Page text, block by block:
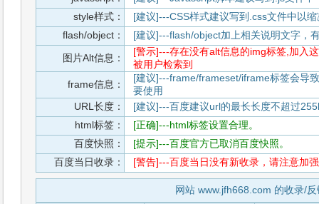
style样式：
[建议]---CSS样式建议写到.css文件中以
flash/object：
[建议]---flash/object加上相关说明文字，
图片Alt信息：
[警示]---存在没有alt信息的img标签,加入
被用户检索到
frame信息：
[建议]---frame/frameset/iframe标签会导
要使用
URL长度：
[建议]---百度建议url的最长长度不超过
html标签：
[正确]---html标签设置合理。
百度快照：
[提示]---百度官方已取消百度快照。
百度当日收录：
[警告]---百度当日没有新收录，请注意加
网站 www.jfh668.com 的收录/